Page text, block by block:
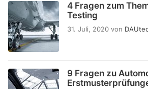
4 Fragen zum
Testing
31. Juli, 2020 von
9 Fragen zu